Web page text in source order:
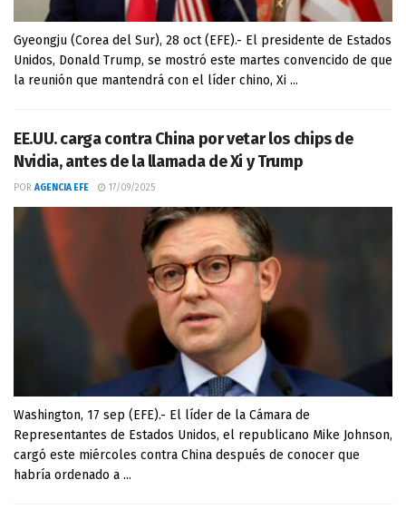
Gyeongju (Corea del Sur), 28 oct (EFE).- El presidente de Estados
Unidos, Donald Trump, se mostró este martes convencido de que
la reunión que mantendrá con el líder chino, Xi ...
EE.UU. carga contra China por vetar los chips de
Nvidia, antes de la llamada de Xi y Trump
POR AGENCIA EFE 17/09/2025
Washington, 17 sep (EFE).- El líder de la Cámara de
Representantes de Estados Unidos, el republicano Mike Johnson,
cargó este miércoles contra China después de conocer que
habría ordenado a ...